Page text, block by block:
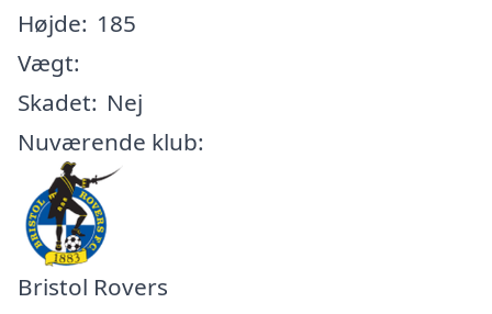
Højde: 185
Vægt:
Skadet: Nej
Nuværende klub:
Bristol Rovers